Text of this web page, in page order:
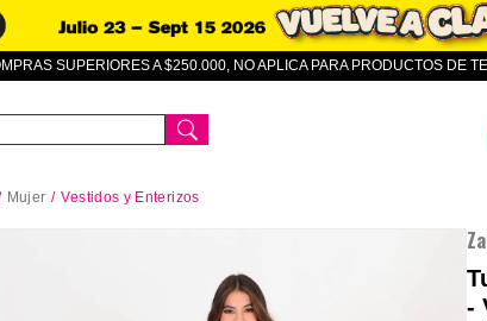
SUPERIORES A $250.000, NO APLICA PARA PRODUCTOS DE
Mujer Vestidos y Enterizos
-